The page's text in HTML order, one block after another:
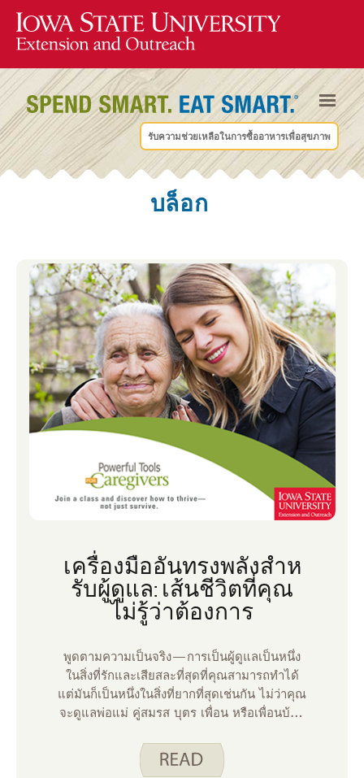
รับความช่วยเหลือในการซื้ออาหารเพื่อสุขภาพ
บล็อก
เครื่องมืออันทรงพลังสําห
รับผู้ดูแล: เส้นชีวิตที่คุณ
ไม่รู้ว่าต้องการ
พูดตามความเป็นจริง—การเป็นผู้ดูแลเป็นหนึ่ง
ในสิ่งที่รักและเสียสละที่สุดที่คุณสามารถทําได้
แต่มันก็เป็นหนึ่งในสิ่งที่ยากที่สุดเช่นกัน ไม่ว่าคุณ
จะดูแลพ่อแม่ คู่สมรส บุตร เพื่อน หรือเพื่อนบ้าน
เข้ามาหาคุณได้ นั่นคือที่มาของ เครื่องมืออันทรง
พลังสําหรับผู้ดูแล และเชื่อฉันเถอะ มันไม่ใช่แค่